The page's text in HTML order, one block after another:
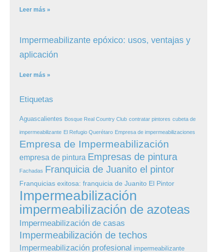
Leer más »
Impermeabilizante epóxico: usos, ventajas y
aplicación
Leer más »
Etiquetas
Aguascalientes Bosque Real Country Club contratar pintores cubeta de
impermeabilizante El Refugio Querétaro Empresa de impermeabilizaciones
Empresa de Impermeabilización
empresa de pintura Empresas de pintura
Fachadas Franquicia de Juanito el pintor
Franquicias exitosa: franquicia de Juanito El Pintor
Impermeabilización
impermeabilización de azoteas
Impermeabilización de casas
Impermeabilización de techos
Impermeabilización profesional impermeabilizante